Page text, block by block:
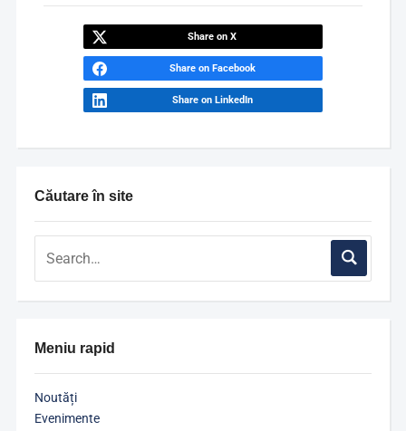
Căutare în site
Meniu rapid
Noutăți
Evenimente
Share on X
Share on Facebook
Share on LinkedIn